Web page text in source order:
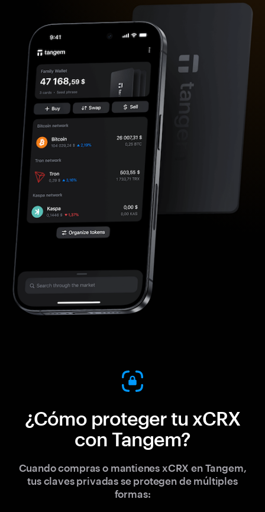
¿Cómo proteger tu xCRX
con Tangem?
Cuando compras o mantienes xCRX en Tangem,
tus claves privadas se protegen de múltiples
formas: